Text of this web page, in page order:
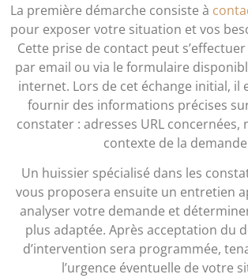
La première démarche consiste à
pour exposer votre situation et vos
Cette prise de contact peut
par email ou via le formulaire
internet. Lors de cet échange initial, il
fournir des informations précises
constater : adresses URL concernées,
contexte de la
Un huissier spécialisé dans les
vous proposera ensuite un entretien
analyser votre demande et
plus adaptée. Après acceptation du
d’intervention sera programmée,
l’urgence éventuelle de votre